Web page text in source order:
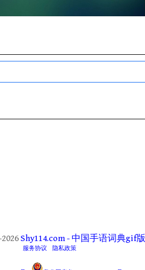
Shy114.com - 中国手语词典gif版
服务协议 隐私政策